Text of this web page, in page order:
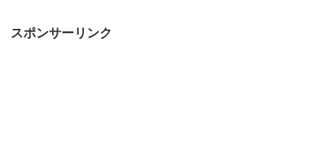
スポンサーリンク